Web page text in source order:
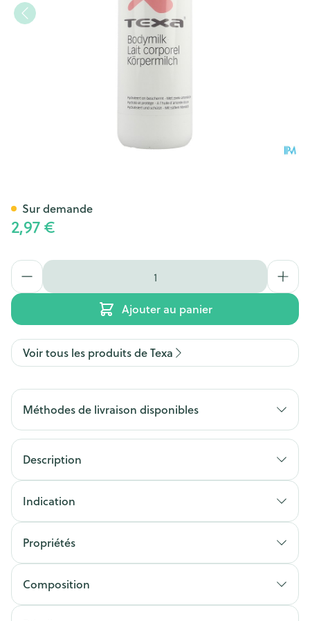
2,97 €
Quantité
Ajouter au panier
Sur demande
Voir tous les produits de Texa
Méthodes de livraison disponibles
Description
Indication
Propriétés
Composition